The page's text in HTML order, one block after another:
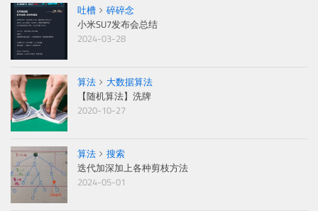
吐槽
碎碎念
小米SU7发布会总结
2024-03-28
算法
大数据算法
【随机算法】洗牌
2020-10-27
算法
搜索
迭代加深加上各种剪枝方法
2024-05-01